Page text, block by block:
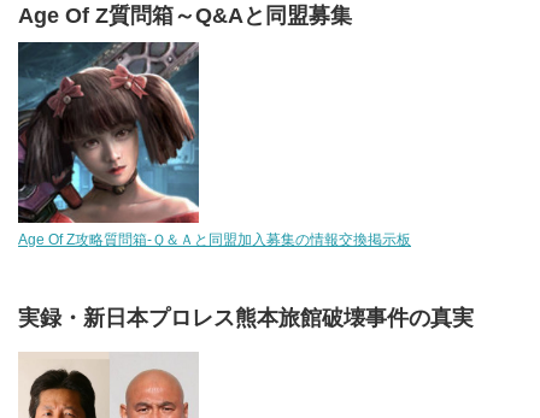
Age Of Z質問箱～Q&Aと同盟募集
Age Of Z攻略質問箱-Ｑ＆Ａと同盟加入募集の情報交換掲示板
実録・新日本プロレス熊本旅館破壊事件の真実